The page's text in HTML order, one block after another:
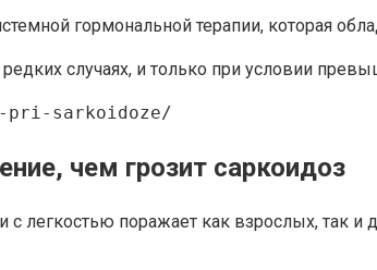
гормональной терапии, которая
случаях, и только при условии
pri-sarkoidoze/
чем грозит саркоидоз
с легкостью поражает как взрослых, так